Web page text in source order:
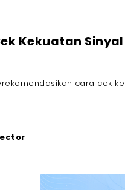
Kekuatan
cara cek